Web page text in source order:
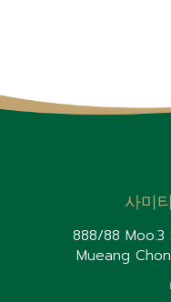
사미
888/88 Moo.3
Mueang